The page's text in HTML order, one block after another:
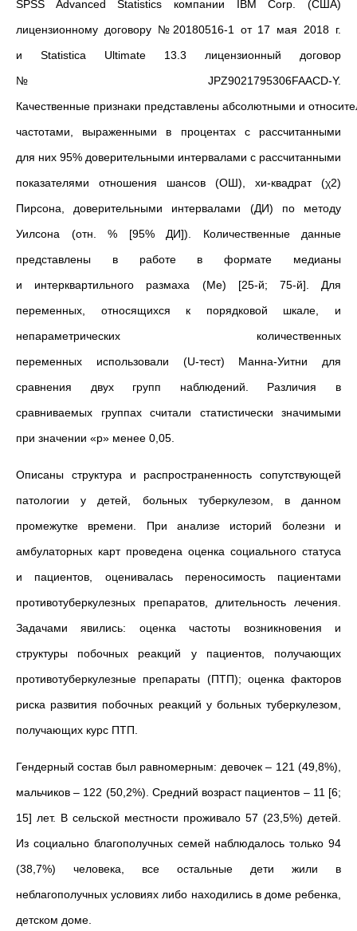
SPSS Advanced Statistics компании IBM Corp. (США)
лицензионному договору №20180516-1 от 17 мая 2018 г.
и Statistica Ultimate 13.3 лицензионный договор
№JPZ9021795306FAACD-Y.
Качественные признаки представлены абсолютными и
частотами, выраженными в процентах с рассчитанными
для них 95% доверительными интервалами с рассчитанными
показателями отношения шансов (ОШ), хи-квадрат (χ2)
Пирсона, доверительными интервалами (ДИ) по методу
Уилсона (отн. % [95% ДИ]). Количественные данные
представлены в работе в формате медианы
и интерквартильного размаха (Ме) [25-й; 75-й]. Для
переменных, относящихся к порядковой шкале, и
непараметрических количественных
переменных использовали (U-тест) Манна-Уитни для
сравнения двух групп наблюдений. Различия в
сравниваемых группах считали статистически значимыми
при значении «p» менее 0,05.
Описаны структура и распространенность сопутствующей
патологии у детей, больных туберкулезом, в данном
промежутке времени. При анализе историй болезни и
амбулаторных карт проведена оценка социального статуса
и пациентов, оценивалась переносимость пациентами
противотуберкулезных препаратов, длительность лечения.
Задачами явились: оценка частоты возникновения и
структуры побочных реакций у пациентов, получающих
противотуберкулезные препараты (ПТП); оценка факторов
риска развития побочных реакций у больных туберкулезом,
получающих курс ПТП.
Гендерный состав был равномерным: девочек – 121 (49,8%),
мальчиков – 122 (50,2%). Средний возраст пациентов – 11 [6;
15] лет. В сельской местности проживало 57 (23,5%) детей.
Из социально благополучных семей наблюдалось только 94
(38,7%) человека, все остальные дети жили в
неблагополучных условиях либо находились в доме ребенка,
детском доме.